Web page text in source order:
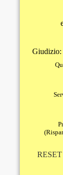
Giudizio: